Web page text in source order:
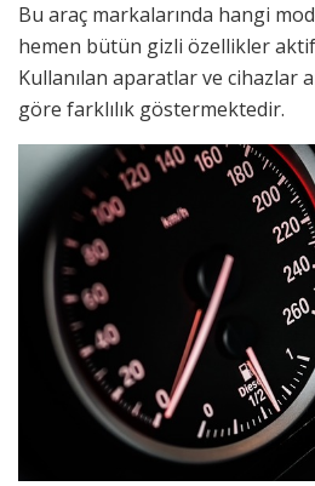
Bu araç markalarında hangi
hemen bütün gizli özellikler
Kullanılan aparatlar ve cihazlar
göre farklılık göstermektedir.